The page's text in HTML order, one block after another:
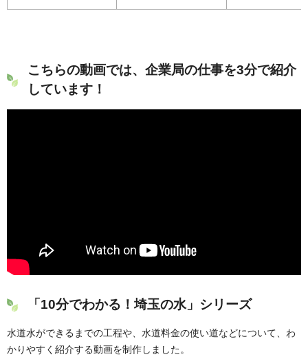
こちらの動画では、企業局の仕事を3分で紹介
しています！
「10分でわかる！埼玉の水」シリーズ
水道水ができるまでの工程や、水道料金の使い道などについて、わ
かりやすく紹介する動画を制作しました。